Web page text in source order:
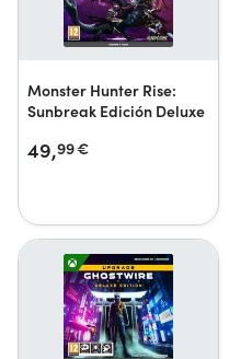
Monster Hunter Rise:
Sunbreak Edición Deluxe
49,99€